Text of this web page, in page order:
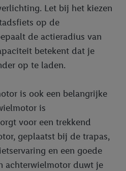
Let bij het kiezen
op de
de actieradius van
betekent dat je
op te laden.
is ook een belangrijke
is
voor een trekkend
geplaatst bij de trapas,
en een goede
achterwielmotor duwt je